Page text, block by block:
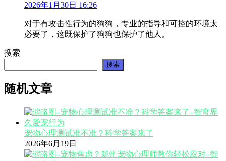
2026年1月30日 16:26
对于有攻击性行为的狗狗，专业的指导和可控的环境太
必要了，这既保护了狗狗也保护了他人。
搜索
搜索
随机文章
宠物心理测试准不准？科学答案来了
2026年6月19日